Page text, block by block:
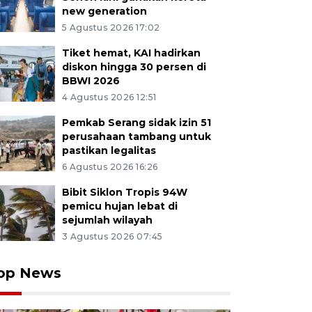
new generation
5 Agustus 2026 17:02
Tiket hemat, KAI hadirkan
diskon hingga 30 persen di
BBWI 2026
4 Agustus 2026 12:51
Pemkab Serang sidak izin 51
perusahaan tambang untuk
pastikan legalitas
6 Agustus 2026 16:26
Bibit Siklon Tropis 94W
pemicu hujan lebat di
sejumlah wilayah
3 Agustus 2026 07:45
News